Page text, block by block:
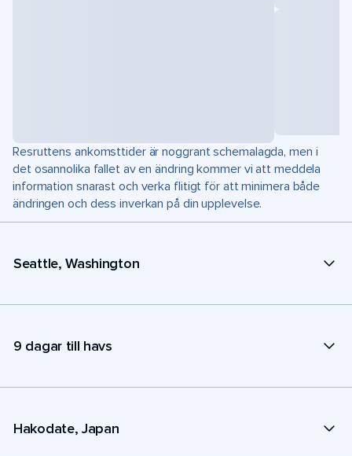
Resruttens ankomsttider är noggrant schemalagda, men i
det osannolika fallet av en ändring kommer vi att meddela
information snarast och verka flitigt för att minimera både
ändringen och dess inverkan på din upplevelse.
Seattle, Washington
9 dagar till havs
Hakodate, Japan